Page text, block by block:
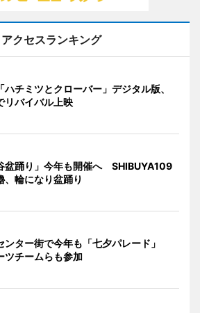
アクセスランキング
ハチミツとクローバー」デジタル版、
リバイバル上映
盆踊り」今年も開催へ SHIBUYA109
、輪になり盆踊り
ンター街で今年も「七夕パレード」
ツチームらも参加